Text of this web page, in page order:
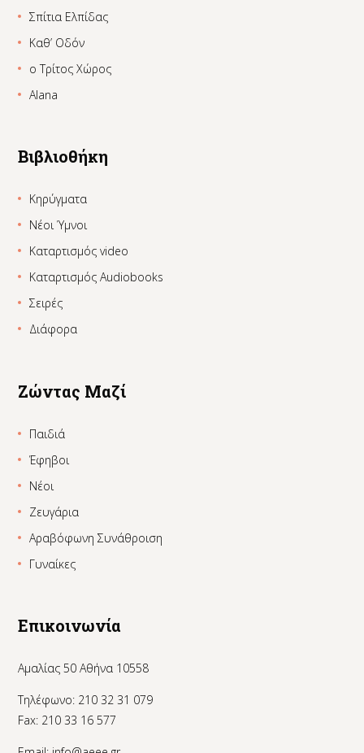
Σπίτια Ελπίδας
Καθ’ Οδόν
ο Τρίτος Χώρος
Alana
Βιβλιοθήκη
Κηρύγματα
Νέοι Ύμνοι
Καταρτισμός video
Καταρτισμός Audiobooks
Σειρές
Διάφορα
Ζώντας Μαζί
Παιδιά
Έφηβοι
Νέοι
Ζευγάρια
Αραβόφωνη Συνάθροιση
Γυναίκες
Επικοινωνία
Αμαλίας 50 Αθήνα 10558
Τηλέφωνο: 210 32 31 079
Fax: 210 33 16 577